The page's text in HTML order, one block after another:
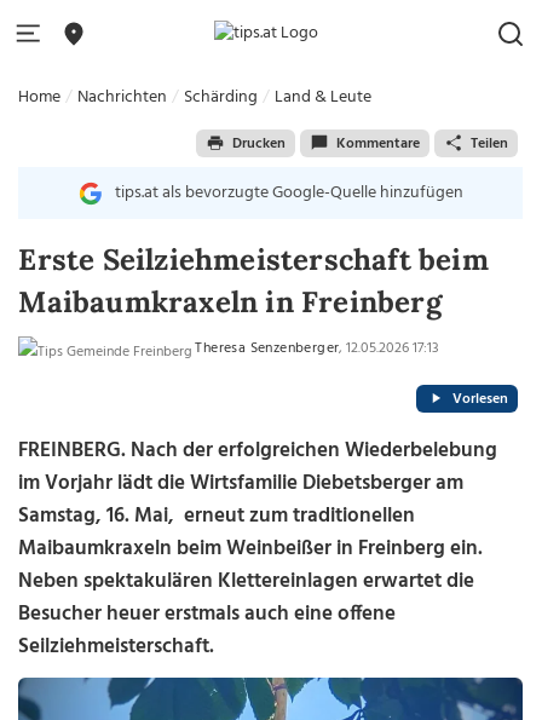
Home Nachrichten Schärding Land & Leute
Drucken Kommentare Teilen
tips.at als bevorzugte Google-Quelle hinzufügen
Erste Seilziehmeisterschaft beim
Maibaumkraxeln in Freinberg
Theresa Senzenberger, 12.05.2026 17:13
Vorlesen
FREINBERG. Nach der erfolgreichen Wiederbelebung
im Vorjahr lädt die Wirtsfamilie Diebetsberger am
Samstag, 16. Mai, erneut zum traditionellen
Maibaumkraxeln beim Weinbeißer in Freinberg ein.
Neben spektakulären Klettereinlagen erwartet die
Besucher heuer erstmals auch eine offene
Seilziehmeisterschaft.